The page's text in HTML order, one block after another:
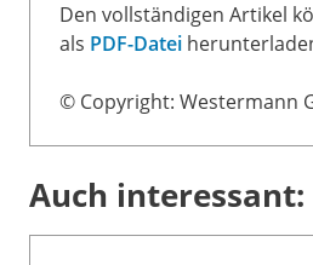
Den vollständigen Artikel
als PDF-Datei
© Copyright: Westermann
Auch interessant: